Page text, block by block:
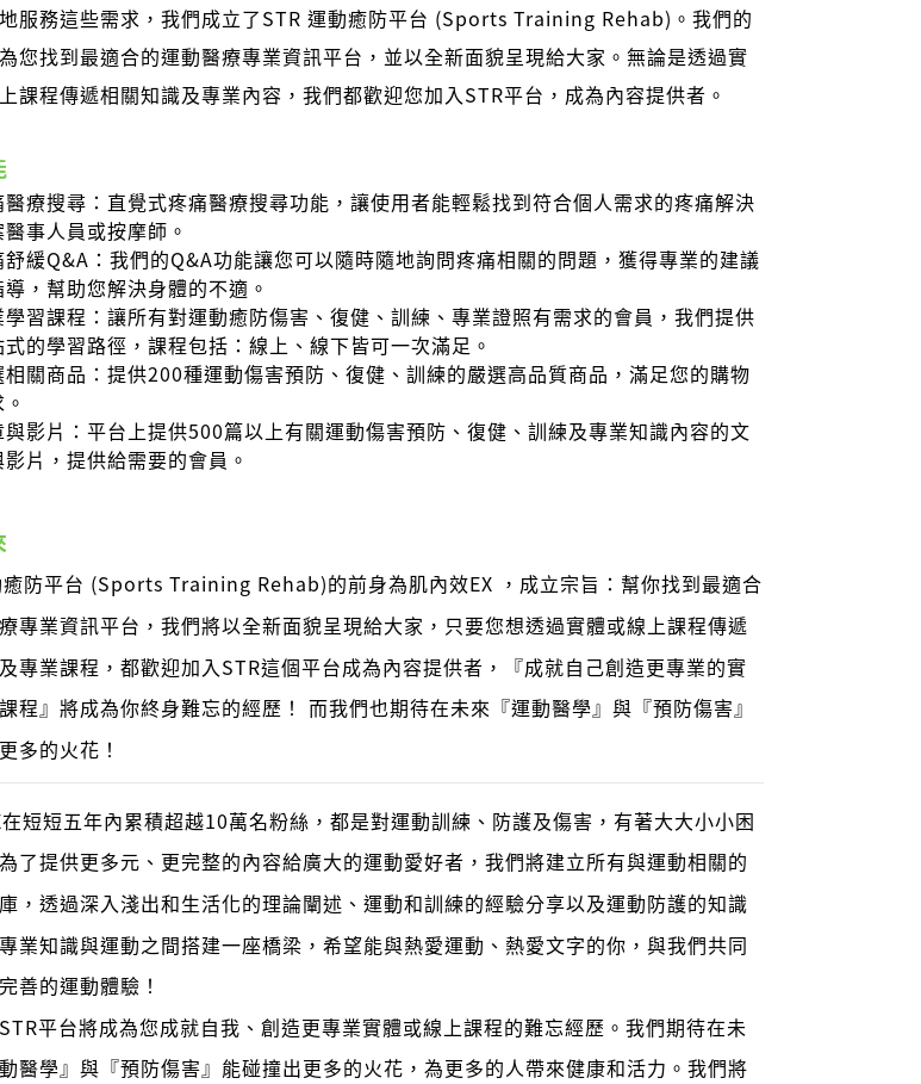
服務這些需求，我們成立了STR 運動癒防平台 (Sports Training Rehab)。我們的
您找到最適合的運動醫療專業資訊平台，並以全新面貌呈現給大家。無論是透過實
課程傳遞相關知識及專業內容，我們都歡迎您加入STR平台，成為內容提供者。
醫療搜尋：直覺式疼痛醫療搜尋功能，讓使用者能輕鬆找到符合個人需求的疼痛解決
醫事人員或按摩師。
舒緩Q&A：我們的Q&A功能讓您可以隨時隨地詢問疼痛相關的問題，獲得專業的建議
，幫助您解決身體的不適。
學習課程：讓所有對運動癒防傷害、復健、訓練、專業證照有需求的會員，我們提供
的學習路徑，課程包括：線上、線下皆可一次滿足。
相關商品：提供200種運動傷害預防、復健、訓練的嚴選高品質商品，滿足您的購物
與影片：平台上提供500篇以上有關運動傷害預防、復健、訓練及專業知識內容的文
片，提供給需要的會員。
癒防平台 (Sports Training Rehab)的前身為肌內效EX ，成立宗旨：幫你找到最適合
專業資訊平台，我們將以全新面貌呈現給大家，只要您想透過實體或線上課程傳遞
專業課程，都歡迎加入STR這個平台成為內容提供者，『成就自己創造更專業的實
程』將成為你終身難忘的經歷！ 而我們也期待在未來『運動醫學』與『預防傷害』
多的火花！
短短五年內累積超越10萬名粉絲，都是對運動訓練、防護及傷害，有著大大小小困
了提供更多元、更完整的內容給廣大的運動愛好者，我們將建立所有與運動相關的
，透過深入淺出和生活化的理論闡述、運動和訓練的經驗分享以及運動防護的知識
業知識與運動之間搭建一座橋梁，希望能與熱愛運動、熱愛文字的你，與我們共同
善的運動體驗！
平台將成為您成就自我、創造更專業實體或線上課程的難忘經歷。我們期待在未
醫學』與『預防傷害』能碰撞出更多的火花，為更多的人帶來健康和活力。我們將